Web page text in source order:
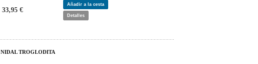
33,95 €
Añadir a la cesta
Detalles
NIDAL TROGLODITA